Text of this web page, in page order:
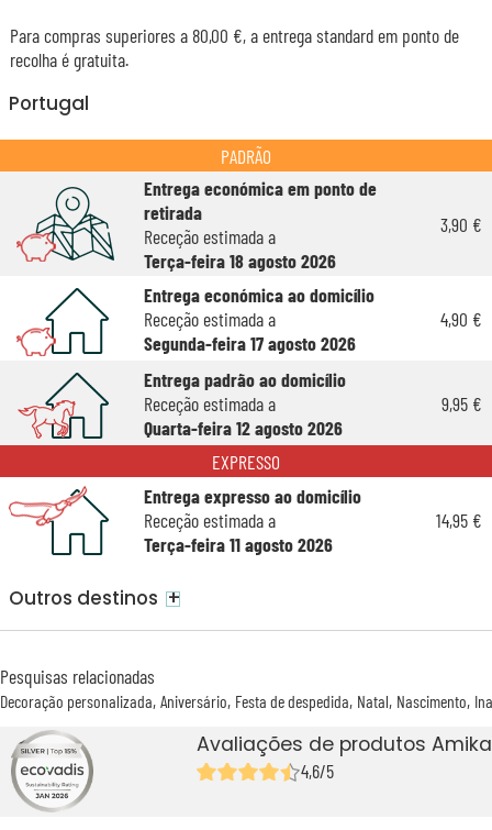
Para compras superiores a 80,00 €, a entrega standard em ponto de
recolha é gratuita.
Portugal
PADRÃO
Entrega económica em ponto de
retirada
Receção estimada a
Terça-feira 18 agosto 2026
3,90 €
Entrega económica ao domicílio
Receção estimada a
Segunda-feira 17 agosto 2026
4,90 €
Entrega padrão ao domicílio
Receção estimada a
Quarta-feira 12 agosto 2026
9,95 €
EXPRESSO
Entrega expresso ao domicílio
Receção estimada a
Terça-feira 11 agosto 2026
14,95 €
Outros destinos +
Pesquisas relacionadas
Decoração personalizada Aniversário Festa de despedida Natal Nascimento
Avaliações de produtos
4,6/5